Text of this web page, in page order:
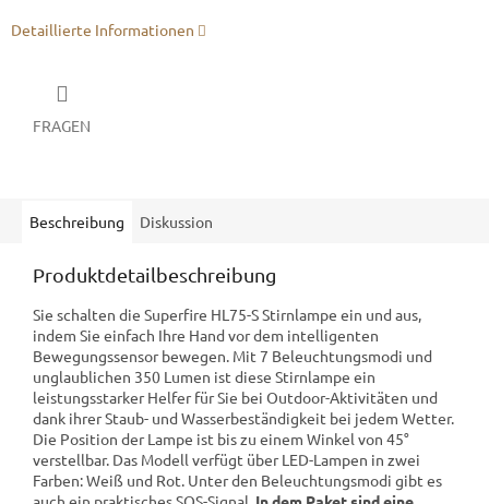
Detaillierte Informationen
FRAGEN
Beschreibung Diskussion
Produktdetailbeschreibung
Sie schalten die Superfire HL75-S Stirnlampe ein und aus,
indem Sie einfach Ihre Hand vor dem intelligenten
Bewegungssensor bewegen. Mit 7 Beleuchtungsmodi und
unglaublichen 350 Lumen ist diese Stirnlampe ein
leistungsstarker Helfer für Sie bei Outdoor-Aktivitäten und
dank ihrer Staub- und Wasserbeständigkeit bei jedem Wetter.
Die Position der Lampe ist bis zu einem Winkel von 45°
verstellbar. Das Modell verfügt über LED-Lampen in zwei
Farben: Weiß und Rot. Unter den Beleuchtungsmodi gibt es